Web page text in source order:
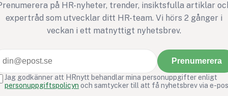
på HR-nyheter, trender, insiktsfulla artiklar
expertråd som utvecklar ditt HR-team. Vi hörs 2 gånger i
veckan i ett matnyttigt nyhetsbrev.
Prenumerera
Jag godkänner att HRnytt behandlar mina personuppgifter enligt
personuppgiftspolicyn och samtycker till att få nyhetsbrev via e-